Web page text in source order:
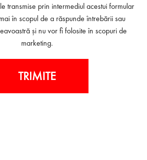
transmise prin intermediul acestui formular
în scopul de a răspunde întrebării sau
și nu vor fi folosite în scopuri de
marketing.
TRIMITE